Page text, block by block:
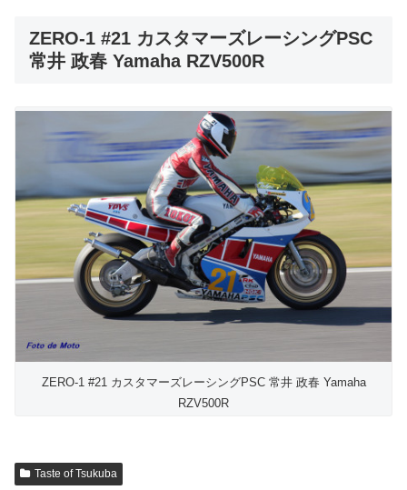
ZERO-1 #21 カスタマーズレーシングPSC
常井 政春 Yamaha RZV500R
ZERO-1 #21 カスタマーズレーシングPSC 常井 政春 Yamaha
RZV500R
Taste of Tsukuba